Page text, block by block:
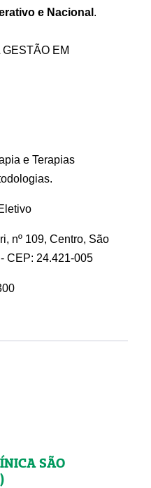
e Nacional .
EM
e Terapias
nº 109, Centro, São
CEP: 24.421-005
SÃO